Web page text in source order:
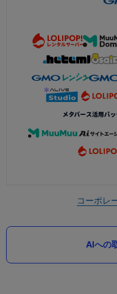
コーポレ
AIへの